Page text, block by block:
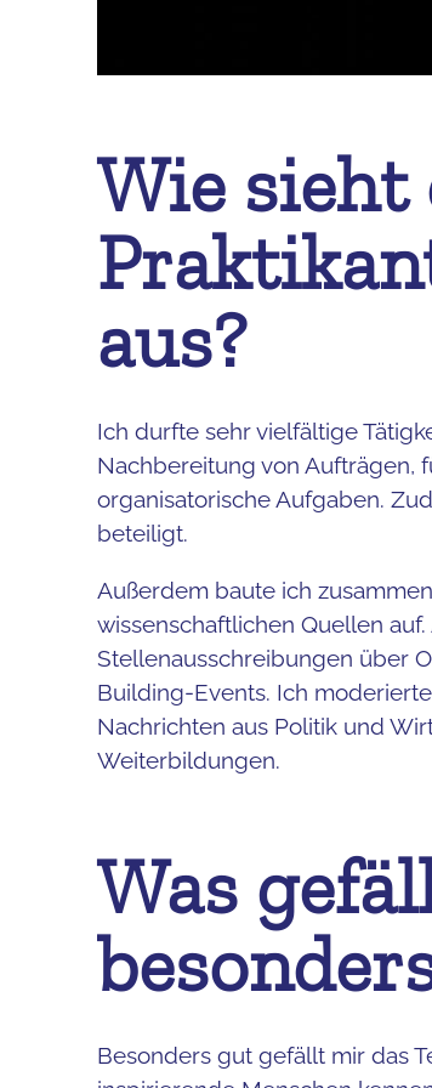
Wie sieht
aus?
Ich durfte sehr vielfältige
Nachbereitung von Aufträgen,
organisatorische Aufgaben.
beteiligt.
Außerdem baute ich
wissenschaftlichen Quellen
Stellenausschreibungen über
Building-Events. Ich
Nachrichten aus Politik und
Weiterbildungen.
Was
Besonders gut gefällt mir das